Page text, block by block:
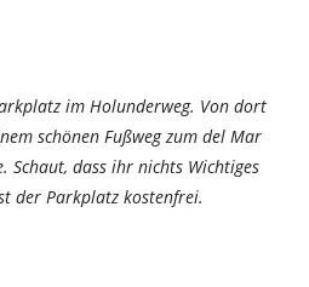
im Holunderweg. Von dort
schönen Fußweg zum del Mar
Schaut, dass ihr nichts Wichtiges
der Parkplatz kostenfrei.